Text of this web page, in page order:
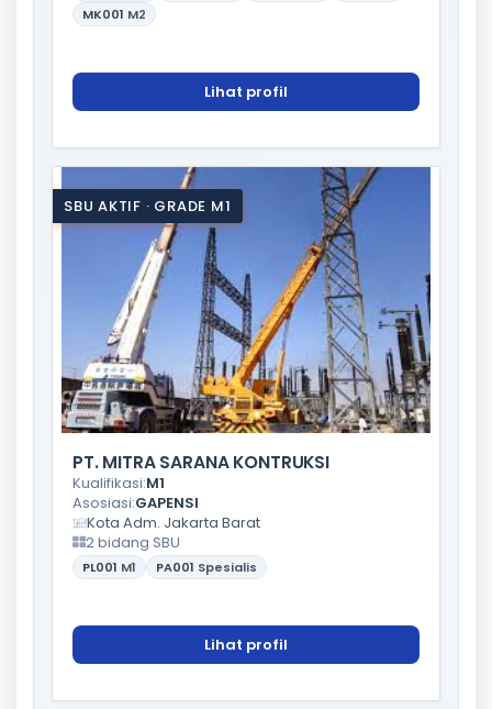
MK001 M2
Lihat profil
SBU AKTIF · GRADE M1
PT. MITRA SARANA KONTRUKSI
Kualifikasi:M1
Asosiasi:GAPENSI
Kota Adm. Jakarta Barat
2 bidang SBU
PL001 M1 PA001 Spesialis
Lihat profil